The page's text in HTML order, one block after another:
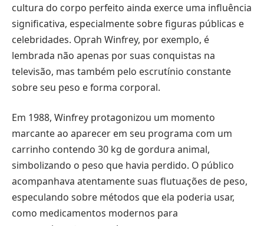
cultura do corpo perfeito ainda exerce uma influência
significativa, especialmente sobre figuras públicas e
celebridades. Oprah Winfrey, por exemplo, é
lembrada não apenas por suas conquistas na
televisão, mas também pelo escrutínio constante
sobre seu peso e forma corporal.
Em 1988, Winfrey protagonizou um momento
marcante ao aparecer em seu programa com um
carrinho contendo 30 kg de gordura animal,
simbolizando o peso que havia perdido. O público
acompanhava atentamente suas flutuações de peso,
especulando sobre métodos que ela poderia usar,
como medicamentos modernos para